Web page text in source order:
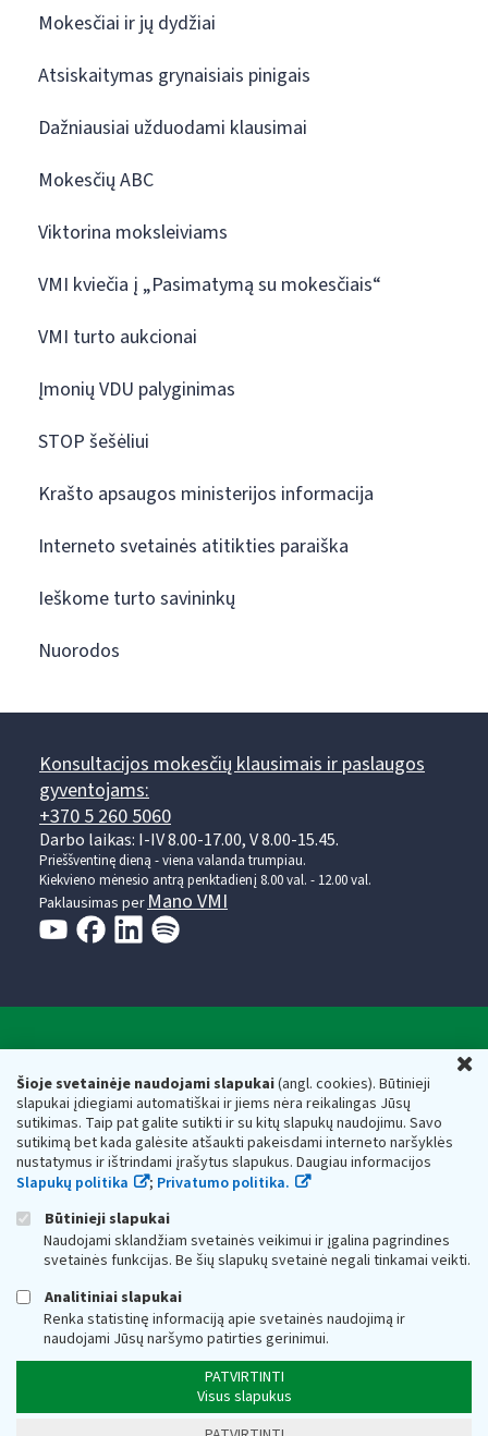
Šioje svetainėje naudojami slapukai(angl. cookies). Būtinieji
slapukai įdiegiami automatiškai ir jiems nėra reikalingas Jūsų
sutikimas. Taip pat galite sutikti ir su kitų slapukų naudojimu. Savo
sutikimą bet kada galėsite atšaukti pakeisdami interneto naršyklės
nustatymus ir ištrindami įrašytus slapukus. Daugiau informacijos
Slapukų politika
; Privatumo politika.
Būtinieji slapukai
Naudojami sklandžiam svetainės veikimui ir įgalina pagrindines
svetainės funkcijas. Be šių slapukų svetainė negali tinkamai veikti.
Analitiniai slapukai
Renka statistinę informaciją apie svetainės naudojimą ir
naudojami Jūsų naršymo patirties gerinimui.
PATVIRTINTI
Visus slapukus
Mokesčiai ir jų dydžiai
Atsiskaitymas grynaisiais pinigais
Dažniausiai užduodami klausimai
Mokesčių ABC
Viktorina moksleiviams
VMI kviečia į „Pasimatymą su mokesčiais“
VMI turto aukcionai
Įmonių VDU palyginimas
STOP šešėliui
Krašto apsaugos ministerijos informacija
Interneto svetainės atitikties paraiška
Ieškome turto savininkų
Nuorodos
Konsultacijos mokesčių klausimais ir paslaugos
gyventojams:
+370 5 260 5060
Darbo laikas: I-IV 8.00-17.00, V 8.00-15.45.
Prieššventinę dieną - viena valanda trumpiau.
Kiekvieno mėnesio antrą penktadienį 8.00 val. - 12.00 val.
Paklausimas perMano VMI
Valstybinė mokesčių inspekcija prie Lietuvos
Respublikos finansų ministerijos
Biudžetinė įstaiga. Juridinio asmens kodas — 188659752,
adresas: Vasario 16-osios g. 14, 01107 Vilnius, Lietuva, el.paštas:
vmi@vmi.lt , E. pristatymo dėžutės adresas 188659752
Duomenys apie Valstybinę mokesčių inspekciją prie Lietuvos
Respublikos finansų ministerijos kaupiami ir saugomi Juridinių